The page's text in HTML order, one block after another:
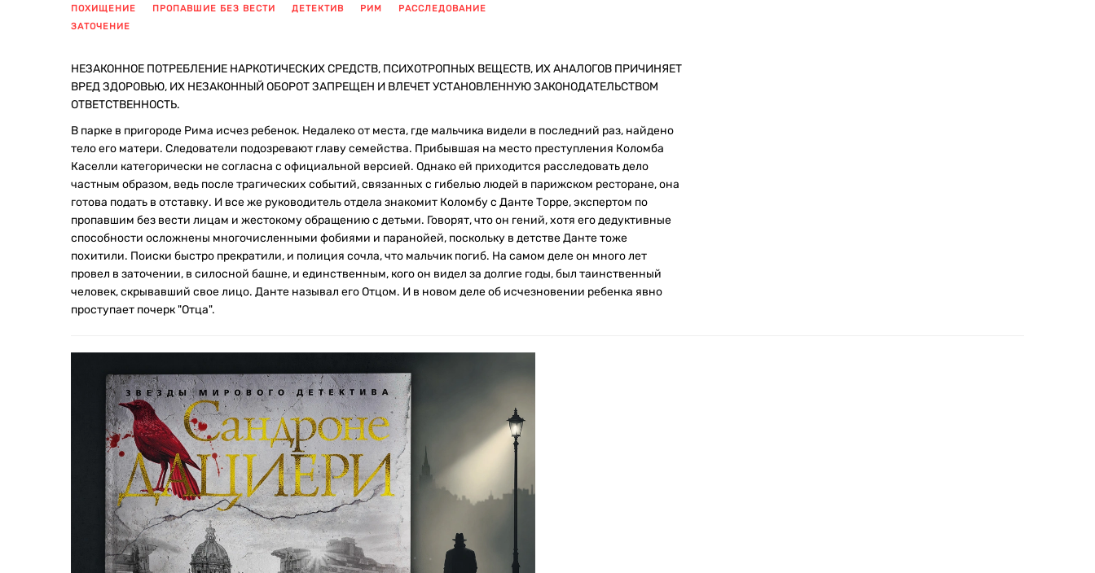
ПОХИЩЕНИЕ ПРОПАВШИЕ БЕЗ ВЕСТИ ДЕТЕКТИВ РИМ
РАССЛЕДОВАНИЕ
ЗАТОЧЕНИЕ
НЕЗАКОННОЕ ПОТРЕБЛЕНИЕ НАРКОТИЧЕСКИХ СРЕДСТВ, ПСИХОТРОПНЫХ ВЕЩЕСТВ, ИХ АНАЛОГОВ ПРИЧИНЯЕТ
ВРЕД ЗДОРОВЬЮ, ИХ НЕЗАКОННЫЙ ОБОРОТ ЗАПРЕЩЕН И ВЛЕЧЕТ УСТАНОВЛЕННУЮ ЗАКОНОДАТЕЛЬСТВОМ
ОТВЕТСТВЕННОСТЬ.
В парке в пригороде Рима исчез ребенок. Недалеко от места, где мальчика видели в последний раз, найдено
тело его матери. Следователи подозревают главу семейства. Прибывшая на место преступления Коломба
Каселли категорически не согласна с официальной версией. Однако ей приходится расследовать дело
частным образом, ведь после трагических событий, связанных с гибелью людей в парижском ресторане, она
готова подать в отставку. И все же руководитель отдела знакомит Коломбу с Данте Торре, экспертом по
пропавшим без вести лицам и жестокому обращению с детьми. Говорят, что он гений, хотя его дедуктивные
способности осложнены многочисленными фобиями и паранойей, поскольку в детстве Данте тоже
похитили. Поиски быстро прекратили, и полиция сочла, что мальчик погиб. На самом деле он много лет
провел в заточении, в силосной башне, и единственным, кого он видел за долгие годы, был таинственный
человек, скрывавший свое лицо. Данте называл его Отцом. И в новом деле об исчезновении ребенка явно
проступает почерк "Отца".